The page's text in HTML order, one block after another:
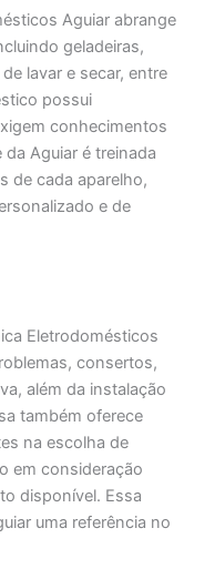
Aguiar abrange
geladeiras,
lavar e secar, entre
possui
conhecimentos
Aguiar é treinada
de cada aparelho,
e de
Eletrodomésticos
consertos,
além da instalação
também oferece
na escolha de
em consideração
disponível. Essa
uma referência no